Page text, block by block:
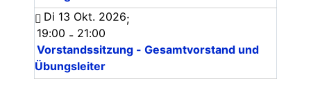
Di 13 Okt. 2026;
19:00 - 21:00
Vorstandssitzung - Gesamtvorstand und
Übungsleiter